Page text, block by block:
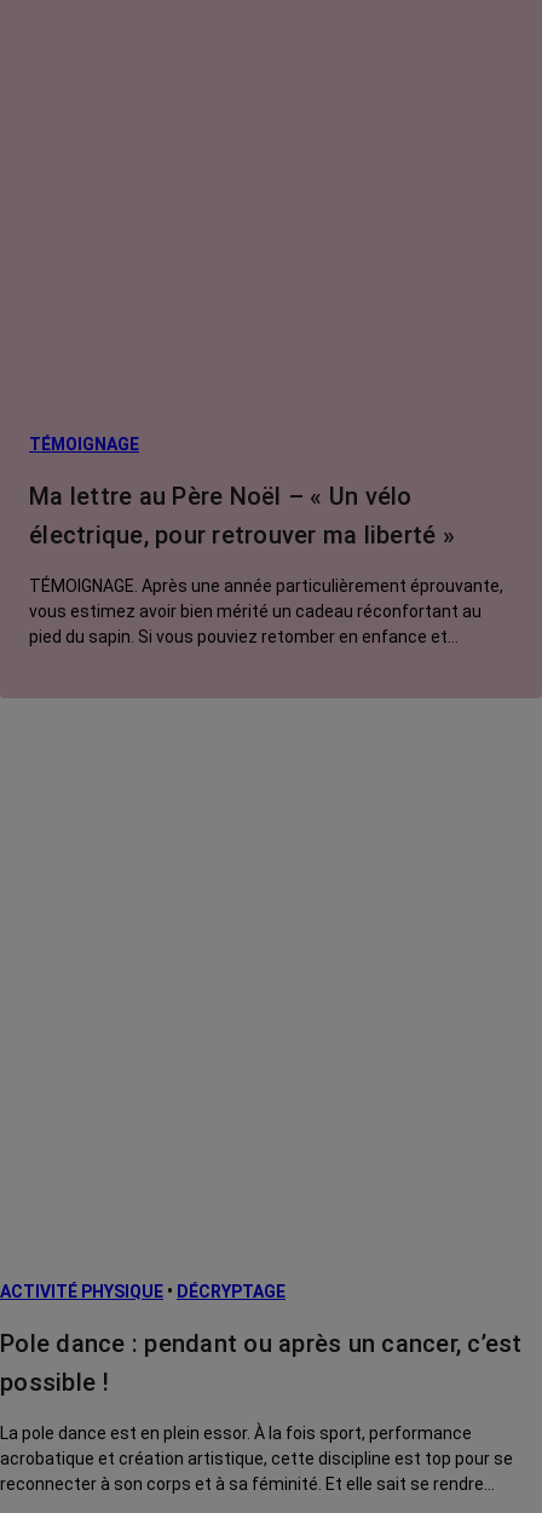
TÉMOIGNAGE
Ma lettre au Père Noël – « Un vélo
électrique, pour retrouver ma liberté »
TÉMOIGNAGE. Après une année particulièrement éprouvante,
vous estimez avoir bien mérité un cadeau réconfortant au
pied du sapin. Si vous pouviez retomber en enfance et
ACTIVITÉ PHYSIQUE • DÉCRYPTAGE
Pole dance : pendant ou après un cancer, c’est
possible !
La pole dance est en plein essor. À la fois sport, performance
acrobatique et création artistique, cette discipline est top pour se
reconnecter à son corps et à sa féminité. Et elle sait se rendre